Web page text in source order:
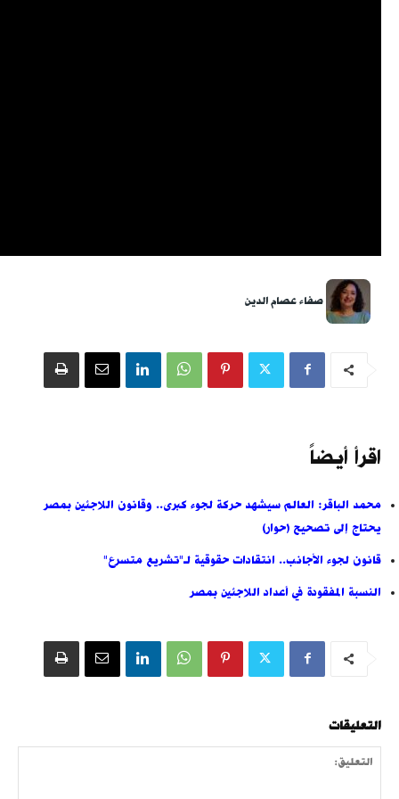
صفاء عصام الدين
اقرأ أيضاً
محمد الباقر: العالم سيشهد حركة لجوء كبرى.. وقانون اللاجئين بمصر
يحتاج إلى تصحيح (حوار)
قانون لجوء الأجانب.. انتقادات حقوقية لـ"تشريع متسرع"
النسبة المفقودة في أعداد اللاجئين بمصر
التعليقات